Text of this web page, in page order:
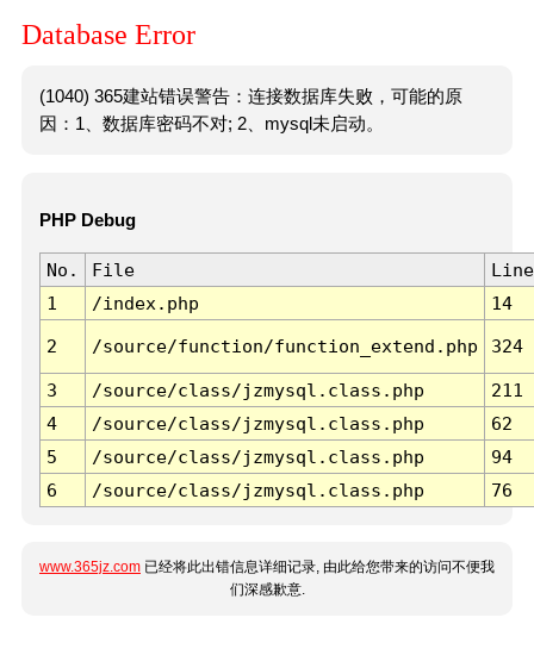
Database Error
(1040) 365建站错误警告：连接数据库失败，可能的原
因：1、数据库密码不对; 2、mysql未启动。
PHP Debug
No. File
Line
1
/index.php 14
2 /source/function/function_extend.php 324
3 /source/class/jzmysql.class.php
211
4
/source/class/jzmysql.class.php
62
5
/source/class/jzmysql.class.php
94
6
/source/class/jzmysql.class.php 76
www.365jz.com 已经将此出错信息详细记录, 由此给您带来的访问不便我
们深感歉意.